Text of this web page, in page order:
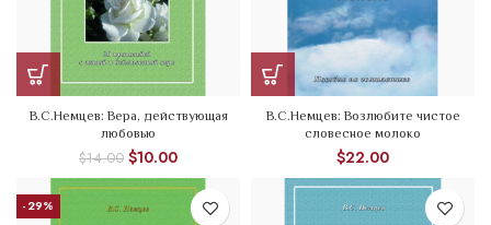
В.С.Немцев: Вера, действующая
любовью
$14.00 $10.00
В.С.Немцев: Возлюбите чистое
словесное молоко
$22.00
-29%